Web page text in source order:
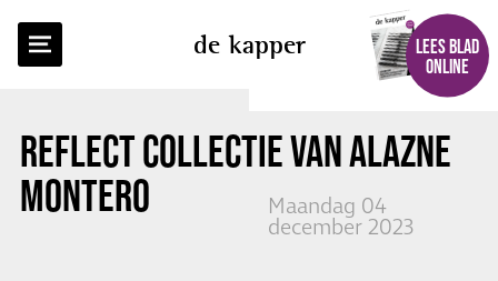
de kapper
LEES BLAD
ONLINE
REFLECT COLLECTIE VANALAZNE
MONTERO
Maandag 04
december 2023
TERUG NAAR OVERZICHT